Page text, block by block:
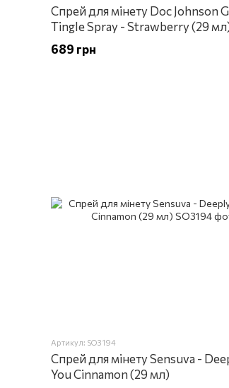
Спрей для мінету Doc Johnson
Tingle Spray - Strawberry (29
689 грн
Артикул: SO3194
Спрей для мінету Sensuva -
You Cinnamon (29 мл)